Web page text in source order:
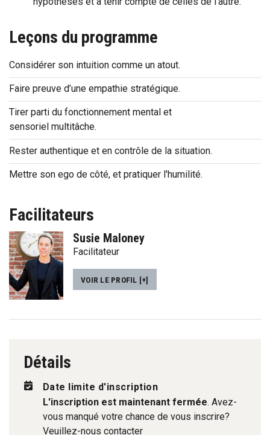
Leçons du programme
Considérer son intuition comme un atout.
Faire preuve d’une empathie stratégique.
Tirer parti du fonctionnement mental et
sensoriel multitâche.
Rester authentique et en contrôle de la situation.
Mettre son ego de côté, et pratiquer l'humilité.
Facilitateurs
Susie Maloney
Facilitateur
VOIR LE PROFIL [+]
Détails
Date limite d'inscription
L'inscription est maintenant fermée. Avez-
vous manqué votre chance de vous inscrire?
Veuillez-nous contacter